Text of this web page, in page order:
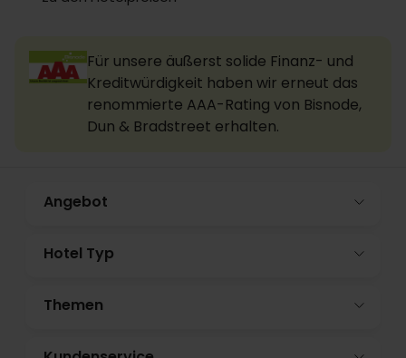
Für unsere äußerst solide Finanz- und
Kreditwürdigkeit haben wir erneut das
renommierte AAA-Rating von Bisnode,
Dun & Bradstreet erhalten.
Angebot
Hotel Typ
Themen